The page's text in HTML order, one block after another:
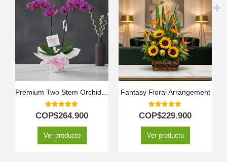
Premium Two Stem Orchid – Deluxe
5.00out of 5
COP$264.900
Ver producto
Fantasy Floral Arrangement
5.00out of 5
COP$229.900
Ver producto